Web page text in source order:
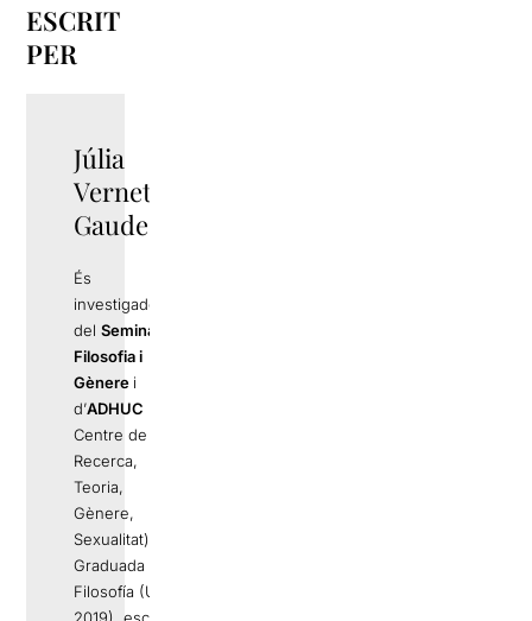
ESCRIT
PER
Júlia
Vernet
Gaudes
És
investigadora
delSeminari
Filosofia i
Gènere i
d’ADHUC
Centre de
Recerca,
Teoria,
Gènere,
Sexualitat).
Graduada en
Filosofía (UB,
2019), escriu